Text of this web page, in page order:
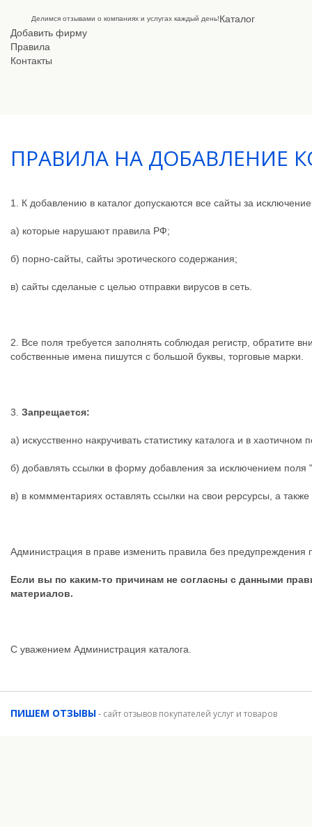
Делимся отзывами о компаниях и услугах каждый день!Каталог
Добавить фирму
Правила
Контакты
ПРАВИЛА НА ДОБАВЛЕНИЕ
1. К добавлению в каталог допускаются все сайты за
a) которые нарушают правила РФ;
б) порно-сайты, сайты эротического содержания;
в) сайты сделаные с целью отправки вирусов в сеть.
2. Все поля требуется заполнять соблюдая регистр, обратите
собственные имена пишутся с большой буквы, торговые марки.
3. Запрещается:
а) искусственно накручивать статистику каталога и в
б) добавлять ссылки в форму добавления за исключением поля
в) в коммментариях оставлять ссылки на свои рерсурсы, а
Администрация в праве изменить правила без предупреждения
Если вы по каким-то причинам не согласны с данными
материалов.
С уважением Администрация каталога.
ПИШЕМ ОТЗЫВЫ- сайт отзывов покупателей услуг и товаров